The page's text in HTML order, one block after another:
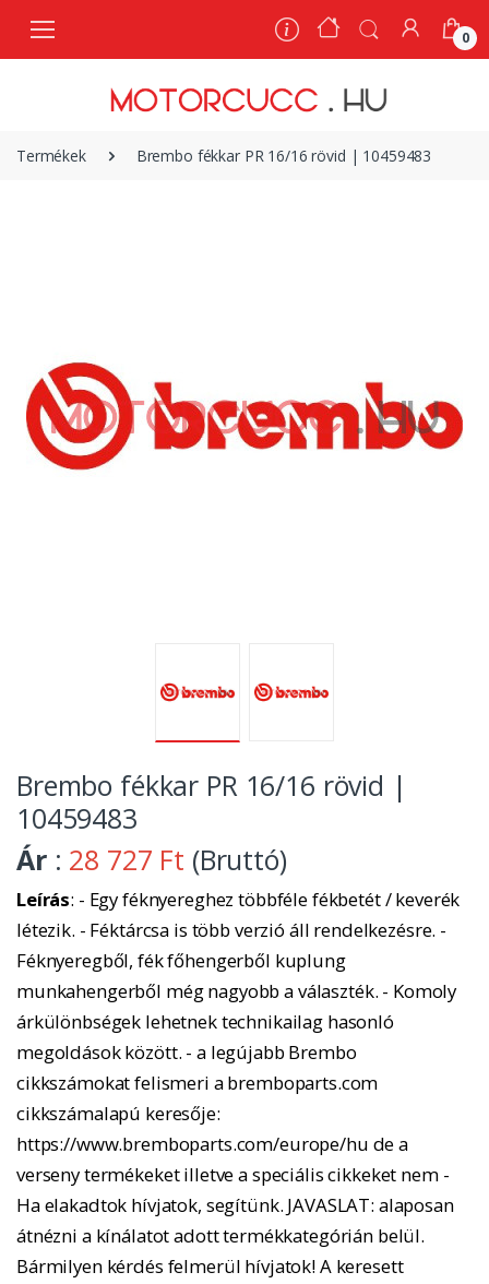
0
Termékek Brembo fékkar PR 16/16 rövid | 10459483
Brembo fékkar PR 16/16 rövid |
10459483
Ár : 28 727 Ft (Bruttó)
Leírás: - Egy féknyereghez többféle fékbetét / keverék
létezik. - Féktárcsa is több verzió áll rendelkezésre. -
Féknyeregből, fék főhengerből kuplung
munkahengerből még nagyobb a választék. - Komoly
árkülönbségek lehetnek technikailag hasonló
megoldások között. - a legújabb Brembo
cikkszámokat felismeri a bremboparts.com
cikkszámalapú keresője:
https://www.bremboparts.com/europe/hu de a
verseny termékeket illetve a speciális cikkeket nem -
Ha elakadtok hívjatok, segítünk. JAVASLAT: alaposan
átnézni a kínálatot adott termékkategórián belül.
Bármilyen kérdés felmerül hívjatok! A keresett
0